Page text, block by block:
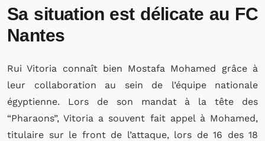
Sa situation est délicate au FC
Nantes
Rui Vitoria connaît bien Mostafa Mohamed grâce à
leur collaboration au sein de l’équipe nationale
égyptienne. Lors de son mandat à la tête des
“Pharaons”, Vitoria a souvent fait appel à Mohamed,
titulaire sur le front de l’attaque, lors de 16 des 18